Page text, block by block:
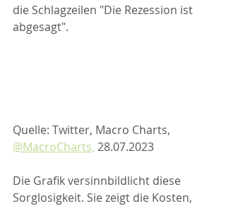
die Schlagzeilen "Die Rezession ist
abgesagt".
Quelle: Twitter, Macro Charts,
@MacroCharts, 28.07.2023
Die Grafik versinnbildlicht diese
Sorglosigkeit. Sie zeigt die Kosten,